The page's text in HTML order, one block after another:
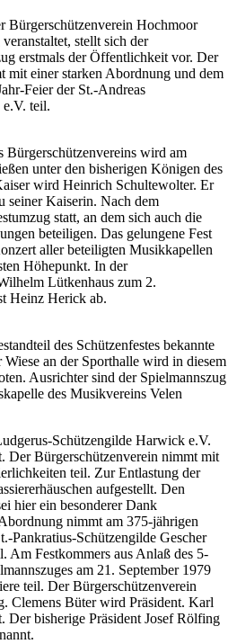
Bürgerschützenverein Hochmoor
stellt sich der
erstmals der Öffentlichkeit vor. Der
mit einer starken Abordnung und dem
Feier der St.-Andreas
e.V. teil.
Bürgerschützenvereins wird am
unter den bisherigen Königen des
wird Heinrich Schultewolter. Er
seiner Kaiserin. Nach dem
statt, an dem sich auch die
beteiligen. Das gelungene Fest
aller beteiligten Musikkapellen
Höhepunkt. In der
Lütkenhaus zum 2.
Heinz Herick ab.
des Schützenfestes bekannte
an der Sporthalle wird in diesem
Ausrichter sind der Spielmannszug
des Musikvereins Velen
Schützengilde Harwick e.V.
Der Bürgerschützenverein nimmt mit
teil. Zur Entlastung der
aufgestellt. Den
hier ein besonderer Dank
nimmt am 375-jährigen
Pankratius-Schützengilde Gescher
Am Festkommers aus Anlaß des 5-
am 21. September 1979
teil. Der Bürgerschützenverein
Clemens Büter wird Präsident. Karl
Der bisherige Präsident Josef Rölfing